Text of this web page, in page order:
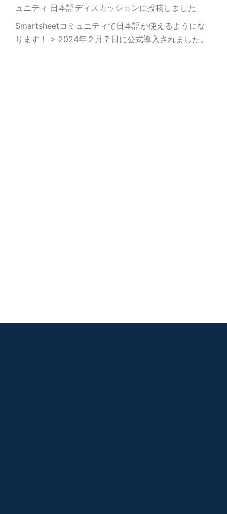
ュニティ 日本語ディスカッションに投稿しました
Smartsheetコミュニティで日本語が使えるようにな
ります！ > 2024年２月７日に公式導入されました。